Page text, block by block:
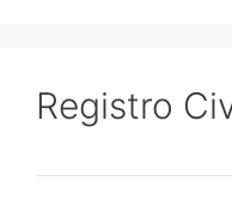
Registro